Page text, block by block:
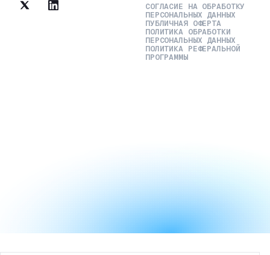
СОГЛАСИЕ НА ОБРАБОТКУ
ПЕРСОНАЛЬНЫХ ДАННЫХ
ПУБЛИЧНАЯ ОФЕРТА
ПОЛИТИКА ОБРАБОТКИ
ПЕРСОНАЛЬНЫХ ДАННЫХ
ПОЛИТИКА РЕФЕРАЛЬНОЙ
ПРОГРАММЫ